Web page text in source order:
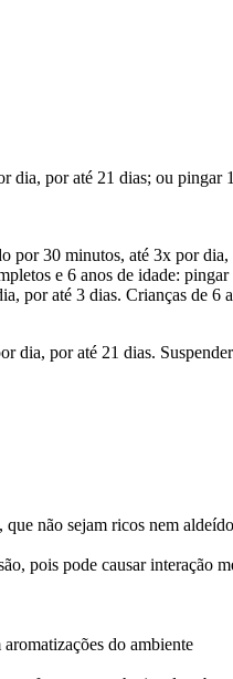
por até 21 dias; ou
30 minutos, até 3x por
e 6 anos de idade:
por até 3 dias. Crianças de 6
dia, por até 21 dias.
não sejam ricos nem
pois pode causar interação
do ambiente